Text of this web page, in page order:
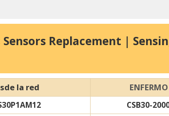
Replacement |
la red
CSB30-